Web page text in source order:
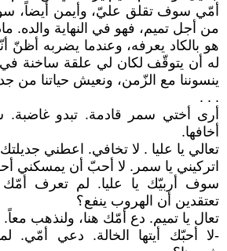
أمّي سوف تقلق عليّ، وأيمن أيضاً،
من أجل تميم، فهو في النهاية والده.
هو بالكاد يعرفه، وعندما يضربه أظنّ
له أن يتوقّف لكان لي علقة ساخنة
ينسوننا مع الزّمن، ونعيش حياتنا من
. . .
أرى أختي سمر قادمة. تبدو غاضبة.
أخافها.
تعالي يا عليا . لا تخافي. اعطني
اتركيني يا سمر. لا أحبّ أن يمسكني
سوف أربيّك يا عليا. لم تعرف
تعتقدين أن الهروب ينفع؟
تعال يا تميم. دع أمّك هنا، ولنذهب معاً.
-لا أحبّك أيتها الخالة. دعي أمّي.